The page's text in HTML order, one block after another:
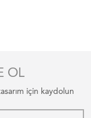
OL
için kaydolun